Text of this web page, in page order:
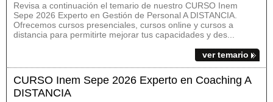
Revisa a continuación el temario de nuestro CURSO Inem
Sepe 2026 Experto en Gestión de Personal A DISTANCIA.
Ofrecemos cursos presenciales, cursos online y cursos a
distancia para permitirte mejorar tus capacidades y des...
ver temario
CURSO Inem Sepe 2026 Experto en Coaching A
DISTANCIA